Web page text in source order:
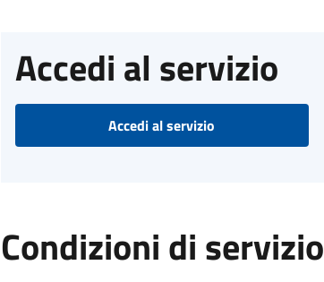
Accedi al servizio
Accedi al servizio
Condizioni di servizio